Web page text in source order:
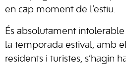
en cap moment de l’estiu.
És absolutament
la temporada estival, amb
residents i turistes, s’hagin